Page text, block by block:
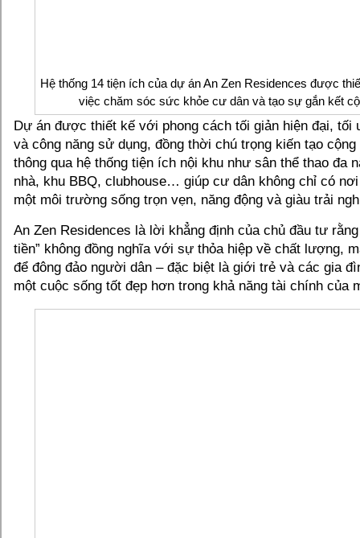
Hệ thống 14 tiện ích của dự án An Zen Residences được
việc chăm sóc sức khỏe cư dân và tạo sự gắn kết
Dự án được thiết kế với phong cách tối giản hiện đại, tối
và công năng sử dụng, đồng thời chú trọng kiến tạo cộng
thông qua hệ thống tiện ích nội khu như sân thể thao đa
nhà, khu BBQ, clubhouse… giúp cư dân không chỉ có
một môi trường sống trọn vẹn, năng động và giàu trải
An Zen Residences là lời khẳng định của chủ đầu tư
tiền” không đồng nghĩa với sự thỏa hiệp về chất lượng,
để đông đảo người dân – đặc biệt là giới trẻ và các gia
một cuộc sống tốt đẹp hơn trong khả năng tài chính của